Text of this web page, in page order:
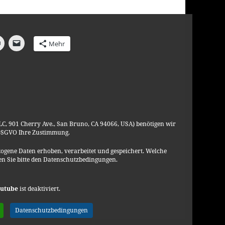
901 Cherry Ave., San Bruno, CA 94066, USA) benötigen wir
Ihre Zustimmung.
Daten erhoben, verarbeitet und gespeichert. Welche
Sie bitte den Datenschutzbedingungen.
ist deaktiviert.
Datenschutzbedingungen
901 Cherry Ave., San Bruno, CA 94066, USA) benötigen wir
Ihre Zustimmung.
Daten erhoben, verarbeitet und gespeichert. Welche
Sie bitte den Datenschutzbedingungen.
ist deaktiviert.
Datenschutzbedingungen
901 Cherry Ave., San Bruno, CA 94066, USA) benötigen wir
Ihre Zustimmung.
Daten erhoben, verarbeitet und gespeichert. Welche
Sie bitte den Datenschutzbedingungen.
ist deaktiviert.
Datenschutzbedingungen
Mehr
: Liebe